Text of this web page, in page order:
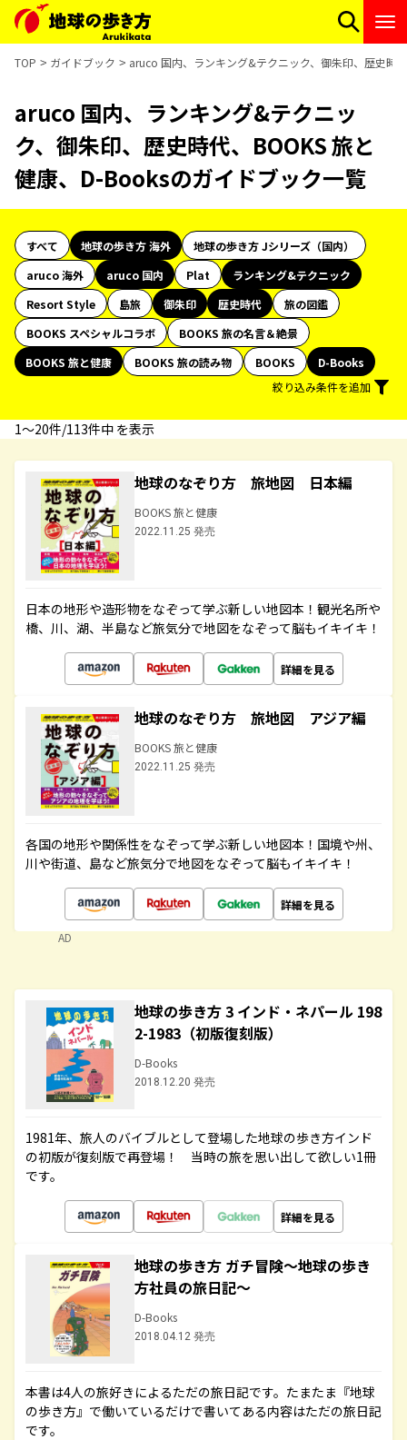
TOP ガイドブック aruco 国内、ランキング&テクニック、御朱印、歴史時
aruco 国内、ランキング&テクニッ
ク、御朱印、歴史時代、BOOKS 旅と
健康、D-Booksのガイドブック一覧
すべて 地球の歩き方 海外
地球の歩き方 Jシリーズ（国内）
aruco 海外
aruco 国内 Plat
ランキング&テクニック
Resort Style
島旅 御朱印 歴史時代
旅の図鑑
BOOKS スペシャルコラボ
BOOKS 旅の名言＆絶景
BOOKS 旅と健康
BOOKS 旅の読み物 BOOKS
D-Books
絞り込み条件を追加
1〜20件/113件中 を表示
地球のなぞり方 旅地図 日本編
BOOKS 旅と健康
2022.11.25 発売
日本の地形や造形物をなぞって学ぶ新しい地図本！観光名所や
橋、川、湖、半島など旅気分で地図をなぞって脳もイキイキ！
詳細を見る
地球のなぞり方 旅地図 アジア編
BOOKS 旅と健康
2022.11.25 発売
各国の地形や関係性をなぞって学ぶ新しい地図本！国境や州、
川や街道、島など旅気分で地図をなぞって脳もイキイキ！
詳細を見る
AD
地球の歩き方 3 インド・ネパール 198
2-1983（初版復刻版）
D-Books
2018.12.20 発売
1981年、旅人のバイブルとして登場した地球の歩き方インド
の初版が復刻版で再登場！ 当時の旅を思い出して欲しい1冊
です。
詳細を見る
地球の歩き方 ガチ冒険～地球の歩き
方社員の旅日記～
D-Books
2018.04.12 発売
本書は4人の旅好きによるただの旅日記です。たまたま『地球
の歩き方』で働いているだけで書いてある内容はただの旅日記
です。